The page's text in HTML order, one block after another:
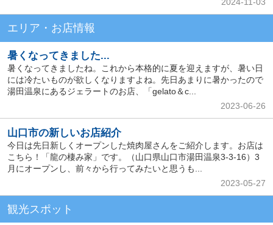
2024-11-03
エリア・お店情報
暑くなってきました...
暑くなってきましたね。これから本格的に夏を迎えますが、暑い日
には冷たいものが欲しくなりますよね。先日あまりに暑かったので
湯田温泉にあるジェラートのお店、「gelato＆c...
2023-06-26
山口市の新しいお店紹介
今日は先日新しくオープンした焼肉屋さんをご紹介します。お店は
こちら！「龍の棲み家」です。（山口県山口市湯田温泉3-3-16）3
月にオープンし、前々から行ってみたいと思うも...
2023-05-27
観光スポット